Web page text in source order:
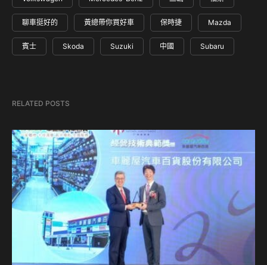
聊車挺好的 黃總帶你買好車 保時捷 Mazda
賓士 Skoda Suzuki 中國 Subaru
RELATED POSTS